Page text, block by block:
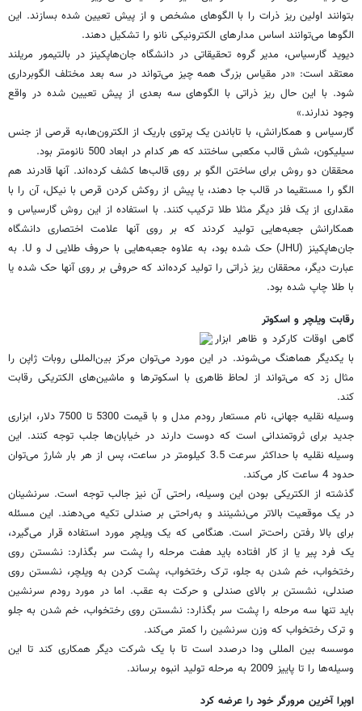
بتوانند اولین ریز ذرات را با الگوهای مشخص و از پیش تعیین شده بسازند. این
الگوها می‌توانند اساس مدارهای الکترونیکی نانو را تشکیل دهند.
دیوید گارسیاس، مدیر گروه تحقیقاتی در دانشگاه جان‌هاپکینز در بالتیمور مریلند
معتقد است: «در مقیاس بزرگ همه چیز می‌تواند در سه بعد مختلف الگوبرداری
شود. با این حال ریز ذراتی با الگوهای سه بعدی از پیش تعیین شده در واقع
وجود ندارند.»
گارسیاس و همکارانش، با تاباندن یک پرتوی باریک از الکترون‌ها،به قرصی از جنس
سیلیکون، شش قالب مکعبی ساختند که هر کدام در ابعاد 500 نانومتر بود.
محققان دو روش برای ساختن الگو بر روی قالب‌ها کشف کرده‌اند. آنها قادرند هم
الگو را مستقیما در قالب جا دهند، یا پیش از روکش کردن قرص با نیکل، آن را با
مقداری از یک فلز دیگر مثلا طلا ترکیب کنند. با استفاده از این روش گارسیاس و
همکارانش جعبه‌هایی تولید کردند که بر روی آنها علامت اختصاری دانشگاه
جان‌هاپکینز (JHU) حک شده بود، به علاوه جعبه‌هایی با حروف طلایی J و U. به
عبارت دیگر، محققان ریز ذراتی را تولید کرده‌اند که حروفی بر روی آنها حک شده یا
با طلا چاپ شده بود.
رقابت ویلچر و اسکوتر
گاهی اوقات کارکرد و ظاهر ابزار
با یکدیگر هماهنگ می‌شوند. در این مورد می‌توان مرکز بین‌المللی روبات ژاپن را
مثال زد که می‌تواند از لحاظ ظاهری با اسکوترها و ماشین‌های الکتریکی رقابت
کند.
وسیله نقلیه جهانی، نام مستعار رودم مدل و با قیمت 5300 تا 7500 دلار، ابزاری
جدید برای ثروتمندانی است که دوست دارند در خیابان‌ها جلب توجه کنند. این
وسیله نقلیه با حداکثر سرعت 3.5 کیلومتر در ساعت، پس از هر بار شارژ می‌توان
حدود 4 ساعت کار می‌کند.
گذشته از الکتریکی بودن این وسیله، راحتی آن نیز جالب توجه است. سرنشینان
در یک موقعیت بالاتر می‌نشینند و به‌راحتی بر صندلی تکیه می‌دهند. این مسئله
برای بالا رفتن راحت‌تر است. هنگامی که یک ویلچر مورد استفاده قرار می‌گیرد،
یک فرد پیر یا از کار افتاده باید هفت مرحله را پشت سر بگذارد: نشستن روی
رختخواب، خم شدن به جلو، ترک رختخواب، پشت کردن به ویلچر، نشستن روی
صندلی، نشستن بر بالای صندلی و حرکت به عقب. اما در مورد رودم سرنشین
باید تنها سه مرحله را پشت سر بگذارد: نشستن روی رختخواب، خم شدن به جلو
و ترک رختخواب که وزن سرنشین را کمتر می‌کند.
موسسه بین المللی ودا درصدد است تا با یک شرکت دیگر همکاری کند تا این
وسیله‌ها را تا پاییز 2009 به مرحله تولید انبوه برساند.
اوپرا آخرین مرورگر خود را عرضه کرد